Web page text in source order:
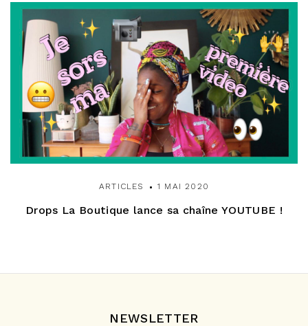
ARTICLES 1 MAI 2020
Drops La Boutique lance sa chaîne YOUTUBE !
NEWSLETTER